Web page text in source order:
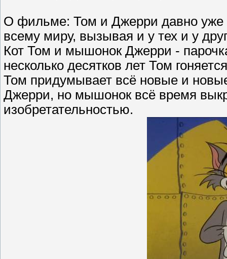
О фильме: Том и Джерри давно уже
всему миру, вызывая и у тех и у
Кот Том и мышонок Джерри -
несколько десятков лет Том
Том придумывает всё новые и
Джерри, но мышонок всё время
изобретательностью.